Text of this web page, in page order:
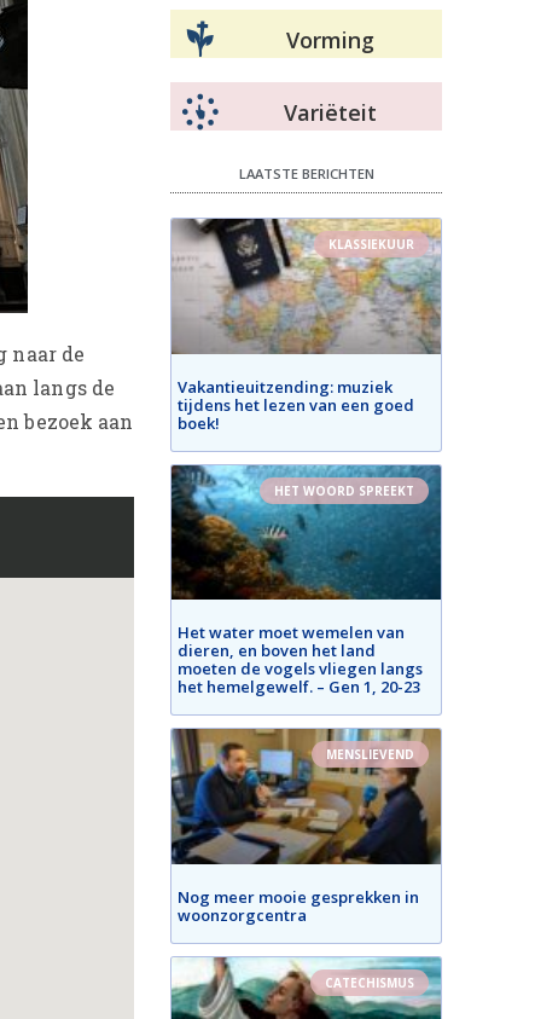
naar de
langs de
bezoek aan
Vorming
Variëteit
LAATSTE BERICHTEN
KLASSIEKUUR
Vakantieuitzending: muziek
tijdens het lezen van een goed
boek!
HET WOORD SPREEKT
Het water moet wemelen van
dieren, en boven het land
moeten de vogels vliegen langs
het hemelgewelf. – Gen 1, 20-23
MENSLIEVEND
Nog meer mooie gesprekken in
woonzorgcentra
CATECHISMUS